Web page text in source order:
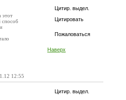
Цитир. выдел.
Цитировать
Пожаловаться
Наверх
этот
способ
12:55
Цитир. выдел.